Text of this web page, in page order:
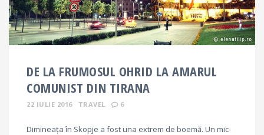
DE LA FRUMOSUL OHRID LA AMARUL
COMUNIST DIN TIRANA
22 IULIE 2016 TRAVEL 6
Dimineața în Skopje a fost una extrem de boemă. Un mic-